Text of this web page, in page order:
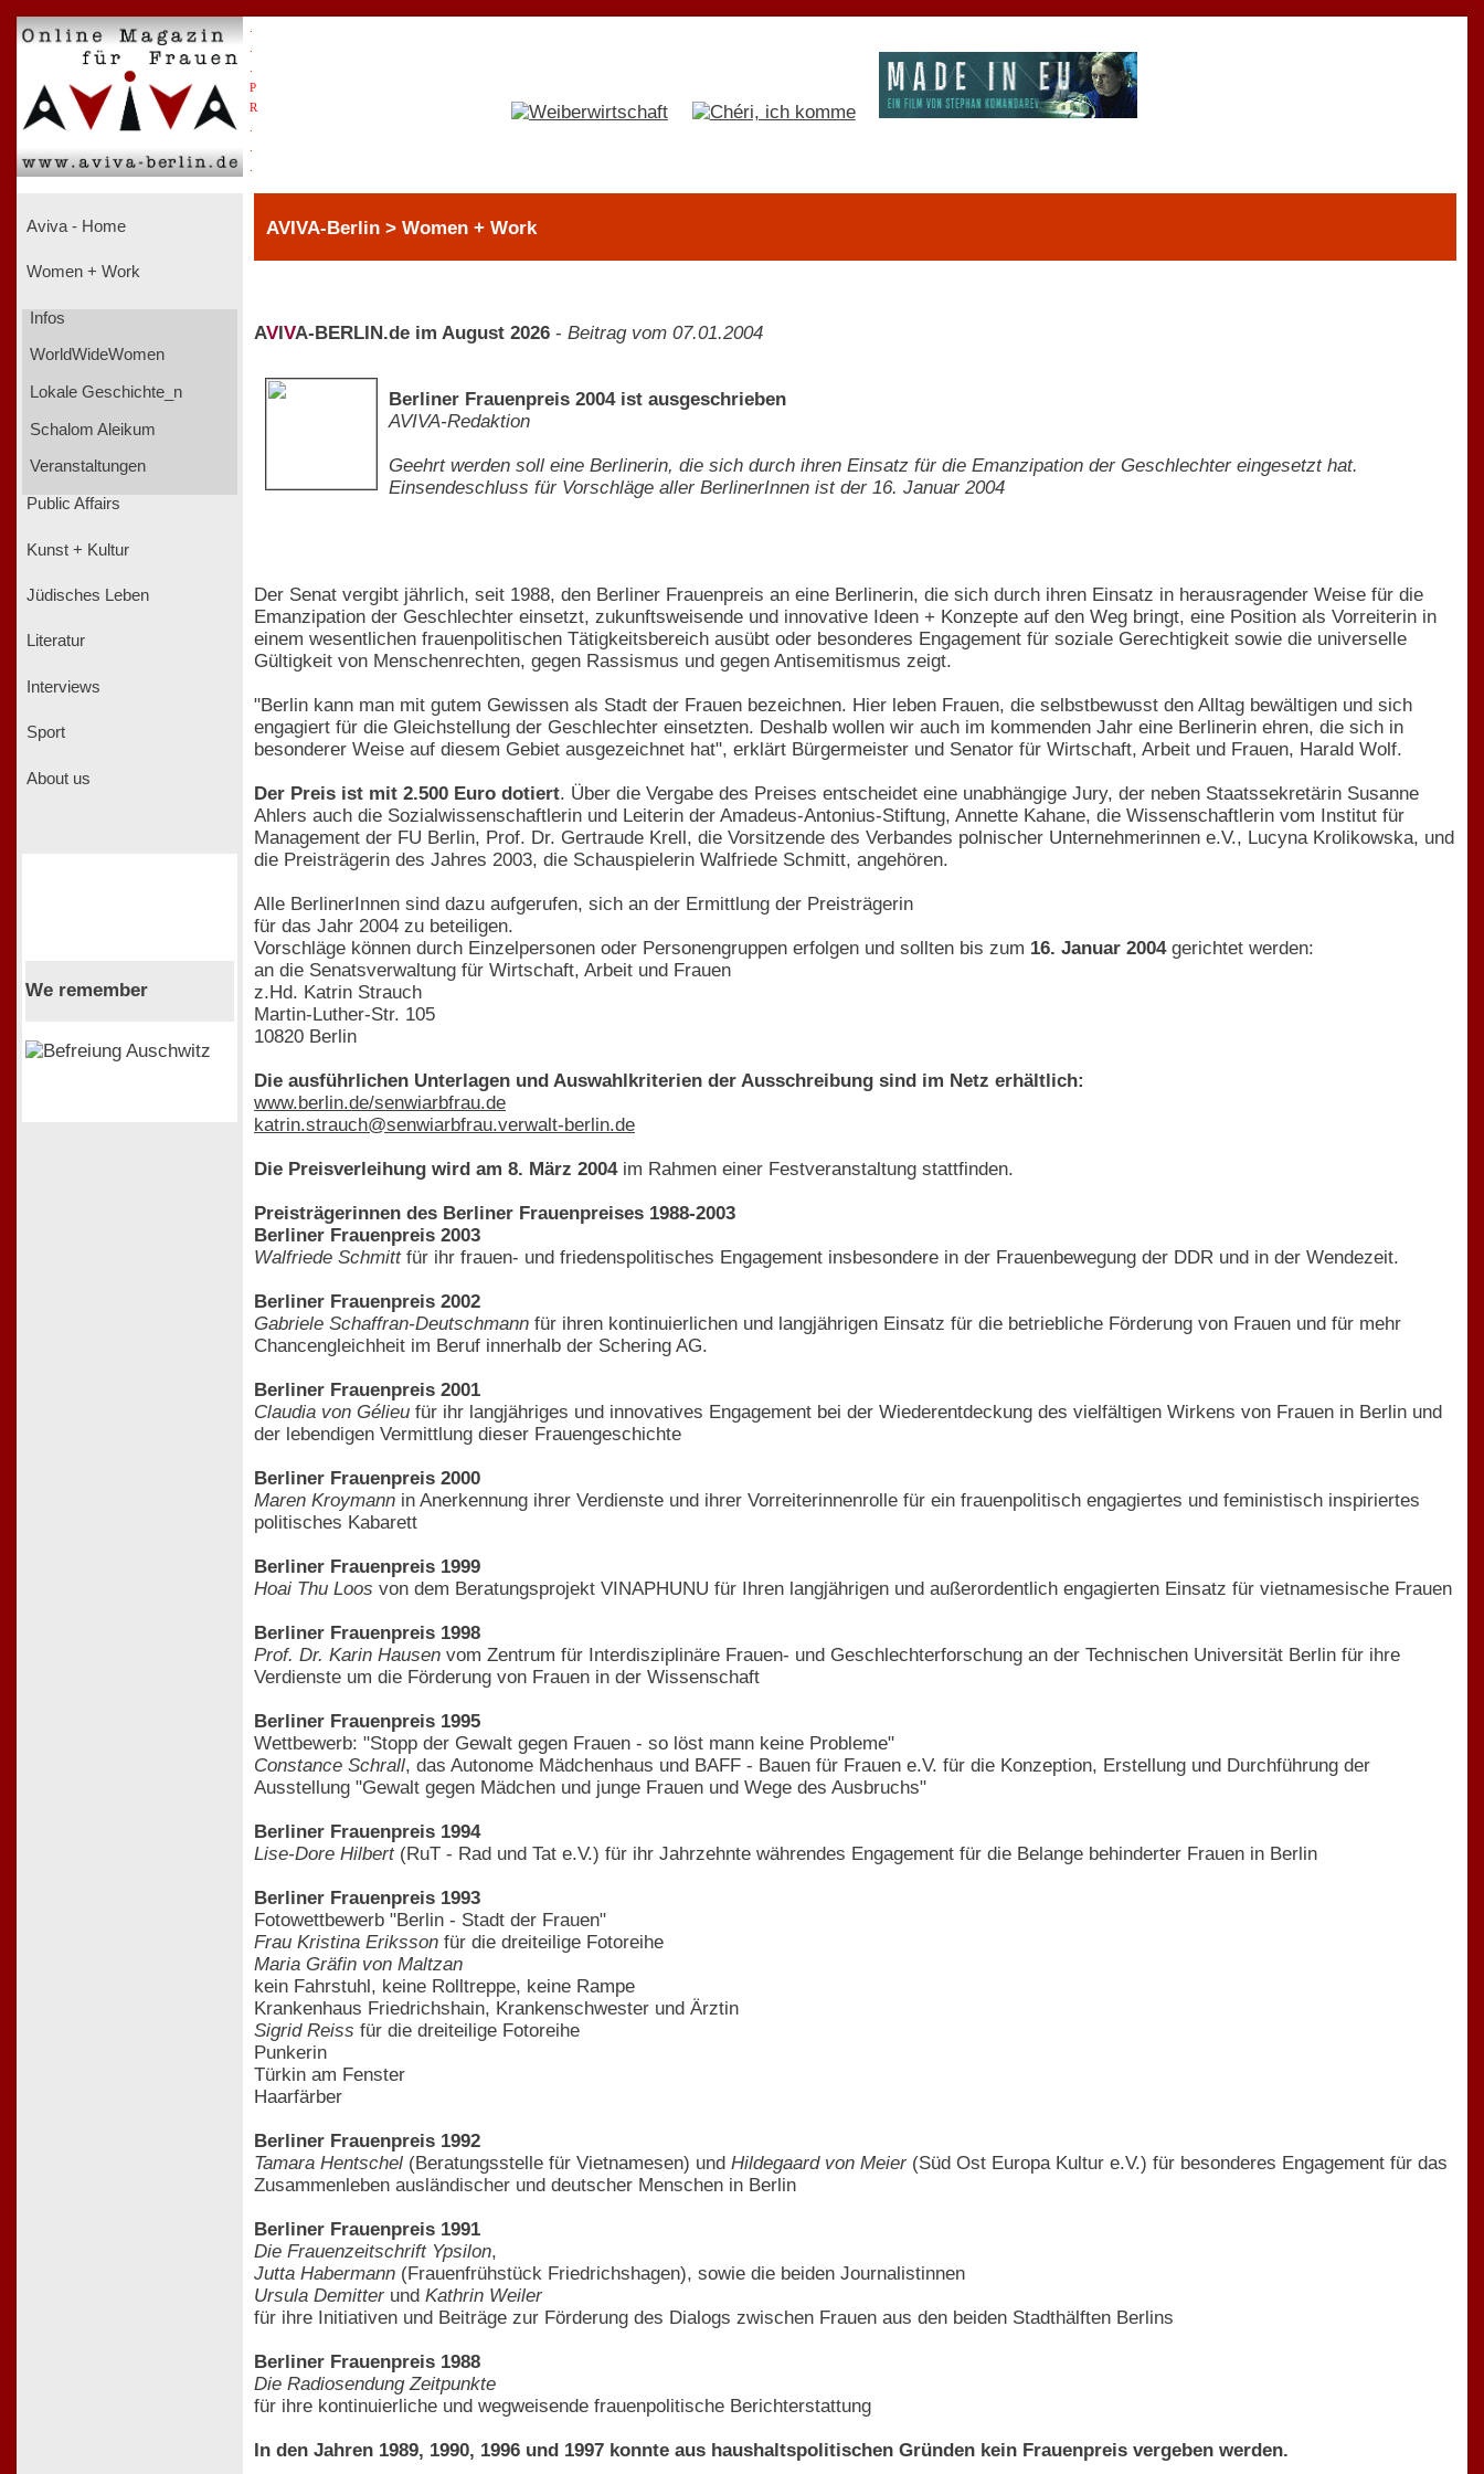
P
R
Aviva - Home
Women + Work
Infos
WorldWideWomen
Lokale Geschichte_n
Schalom Aleikum
Veranstaltungen
Public Affairs
Kunst + Kultur
Jüdisches Leben
Literatur
Interviews
Sport
About us
We remember
AVIVA-Berlin > Women + Work
AV VA-BERLIN.de im August 2026 - Beitrag vom 07.01.2004
Berliner Frauenpreis 2004 ist ausgeschrieben
AVIVA-Redaktion
Geehrt werden soll eine Berlinerin, die sich durch ihren Einsatz für die Emanzipation der Geschlechter eingesetzt hat.
Einsendeschluss für Vorschläge aller BerlinerInnen ist der 16. Januar 2004
Der Senat vergibt jährlich, seit 1988, den Berliner Frauenpreis an eine Berlinerin, die sich durch ihren Einsatz in herausragender Weise für die
Emanzipation der Geschlechter einsetzt, zukunftsweisende und innovative Ideen + Konzepte auf den Weg bringt, eine Position als Vorreiterin in
einem wesentlichen frauenpolitischen Tätigkeitsbereich ausübt oder besonderes Engagement für soziale Gerechtigkeit sowie die universelle
Gültigkeit von Menschenrechten, gegen Rassismus und gegen Antisemitismus zeigt.
"Berlin kann man mit gutem Gewissen als Stadt der Frauen bezeichnen. Hier leben Frauen, die selbstbewusst den Alltag bewältigen und sich
engagiert für die Gleichstellung der Geschlechter einsetzten. Deshalb wollen wir auch im kommenden Jahr eine Berlinerin ehren, die sich in
besonderer Weise auf diesem Gebiet ausgezeichnet hat", erklärt Bürgermeister und Senator für Wirtschaft, Arbeit und Frauen, Harald Wolf.
Der Preis ist mit 2.500 Euro dotiert. Über die Vergabe des Preises entscheidet eine unabhängige Jury, der neben Staatssekretärin Susanne
Ahlers auch die Sozialwissenschaftlerin und Leiterin der Amadeus-Antonius-Stiftung, Annette Kahane, die Wissenschaftlerin vom Institut für
Management der FU Berlin, Prof. Dr. Gertraude Krell, die Vorsitzende des Verbandes polnischer Unternehmerinnen e.V., Lucyna Krolikowska, und
die Preisträgerin des Jahres 2003, die Schauspielerin Walfriede Schmitt, angehören.
Alle BerlinerInnen sind dazu aufgerufen, sich an der Ermittlung der Preisträgerin
für das Jahr 2004 zu beteiligen.
Vorschläge können durch Einzelpersonen oder Personengruppen erfolgen und sollten bis zum 16. Januar 2004gerichtet werden:
an die Senatsverwaltung für Wirtschaft, Arbeit und Frauen
z.Hd. Katrin Strauch
Martin-Luther-Str. 105
10820 Berlin
Die ausführlichen Unterlagen und Auswahlkriterien der Ausschreibung sind im Netz erhältlich:
www.berlin.de/senwiarbfrau.de
katrin.strauch@senwiarbfrau.verwalt-berlin.de
Die Preisverleihung wird am 8. März 2004im Rahmen einer Festveranstaltung stattfinden.
Preisträgerinnen des Berliner Frauenpreises 1988-2003
Berliner Frauenpreis 2003
Walfriede Schmittfür ihr frauen- und friedenspolitisches Engagement insbesondere in der Frauenbewegung der DDR und in der Wendezeit.
Berliner Frauenpreis 2002
Gabriele Schaffran-Deutschmann für ihren kontinuierlichen und langjährigen Einsatz für die betriebliche Förderung von Frauen und für mehr
Chancengleichheit im Beruf innerhalb der Schering AG.
Berliner Frauenpreis 2001
Claudia von Gélieu für ihr langjähriges und innovatives Engagement bei der Wiederentdeckung des vielfältigen Wirkens von Frauen in Berlin und
der lebendigen Vermittlung dieser Frauengeschichte
Berliner Frauenpreis 2000
Maren Kroymann in Anerkennung ihrer Verdienste und ihrer Vorreiterinnenrolle für ein frauenpolitisch engagiertes und feministisch inspiriertes
politisches Kabarett
Berliner Frauenpreis 1999
Hoai Thu Loos von dem Beratungsprojekt VINAPHUNU für Ihren langjährigen und außerordentlich engagierten Einsatz für vietnamesische Frauen
Berliner Frauenpreis 1998
Prof. Dr. Karin Hausen vom Zentrum für Interdisziplinäre Frauen- und Geschlechterforschung an der Technischen Universität Berlin für ihre
Verdienste um die Förderung von Frauen in der Wissenschaft
Berliner Frauenpreis 1995
Wettbewerb: "Stopp der Gewalt gegen Frauen - so löst mann keine Probleme"
Constance Schrall, das Autonome Mädchenhaus und BAFF - Bauen für Frauen e.V. für die Konzeption, Erstellung und Durchführung der
Ausstellung "Gewalt gegen Mädchen und junge Frauen und Wege des Ausbruchs"
Berliner Frauenpreis 1994
Lise-Dore Hilbert(RuT - Rad und Tat e.V.) für ihr Jahrzehnte währendes Engagement für die Belange behinderter Frauen in Berlin
Berliner Frauenpreis 1993
Fotowettbewerb "Berlin - Stadt der Frauen"
Frau Kristina Eriksson für die dreiteilige Fotoreihe
Maria Gräfin von Maltzan
kein Fahrstuhl, keine Rolltreppe, keine Rampe
Krankenhaus Friedrichshain, Krankenschwester und Ärztin
Sigrid Reiss für die dreiteilige Fotoreihe
Punkerin
Türkin am Fenster
Haarfärber
Berliner Frauenpreis 1992
Tamara Hentschel (Beratungsstelle für Vietnamesen) und Hildegaard von Meier(Süd Ost Europa Kultur e.V.) für besonderes Engagement für das
Zusammenleben ausländischer und deutscher Menschen in Berlin
Berliner Frauenpreis 1991
Die Frauenzeitschrift Ypsilon,
Jutta Habermann (Frauenfrühstück Friedrichshagen), sowie die beiden Journalistinnen
Ursula Demitterund Kathrin Weiler
für ihre Initiativen und Beiträge zur Förderung des Dialogs zwischen Frauen aus den beiden Stadthälften Berlins
Berliner Frauenpreis 1988
Die Radiosendung Zeitpunkte
für ihre kontinuierliche und wegweisende frauenpolitische Berichterstattung
In den Jahren 1989, 1990, 1996 und 1997 konnte aus haushaltspolitischen Gründen kein Frauenpreis vergeben werden.